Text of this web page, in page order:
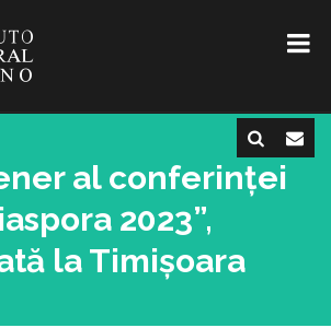
al conferinței
2023”,
la Timișoara